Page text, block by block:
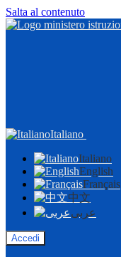
Salta al contenuto
Italiano
Italiano
English
Français
中文
عربى
Accedi